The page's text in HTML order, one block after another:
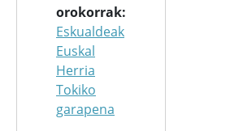
orokorrak
Eskualdeak
Euskal
Herria
Tokiko
garapena